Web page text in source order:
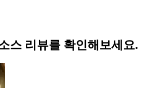
스 리뷰를 확인해보세요.